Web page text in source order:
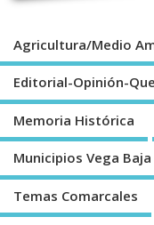
Agricultura/Medio
Editorial-Opinión-
Memoria Histórica
Municipios Vega Baja
Temas Comarcales